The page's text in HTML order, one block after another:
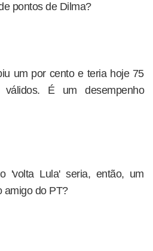
pontos de Dilma?
um por cento e teria hoje 75
É um desempenho
'volta Lula' seria, então, um
amigo do PT?